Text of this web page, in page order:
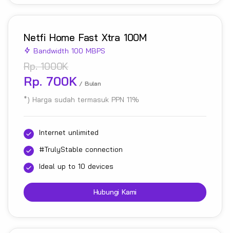
Netfi Home Fast Xtra 100M
Bandwidth 100 MBPS
Rp. 1000K
Rp. 700K / Bulan
*) Harga sudah termasuk PPN 11%
Internet unlimited
#TrulyStable connection
Ideal up to 10 devices
Hubungi Kami